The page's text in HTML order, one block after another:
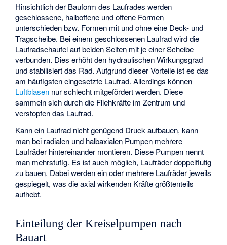
Hinsichtlich der Bauform des Laufrades werden
geschlossene, halboffene und offene Formen
unterschieden bzw. Formen mit und ohne eine Deck- und
Tragscheibe. Bei einem geschlossenen Laufrad wird die
Laufradschaufel auf beiden Seiten mit je einer Scheibe
verbunden. Dies erhöht den hydraulischen Wirkungsgrad
und stabilisiert das Rad. Aufgrund dieser Vorteile ist es das
am häufigsten eingesetzte Laufrad. Allerdings können
Luftblasen nur schlecht mitgefördert werden. Diese
sammeln sich durch die Fliehkräfte im Zentrum und
verstopfen das Laufrad.
Kann ein Laufrad nicht genügend Druck aufbauen, kann
man bei radialen und halbaxialen Pumpen mehrere
Laufräder hintereinander montieren. Diese Pumpen nennt
man mehrstufig. Es ist auch möglich, Laufräder doppelflutig
zu bauen. Dabei werden ein oder mehrere Laufräder jeweils
gespiegelt, was die axial wirkenden Kräfte größtenteils
aufhebt.
Einteilung der Kreiselpumpen nach
Bauart